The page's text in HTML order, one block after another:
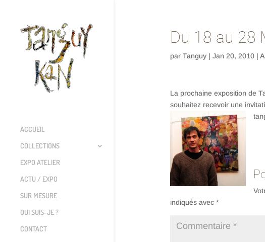
ACCUEIL
COLLECTIONS
EXPO ATELIER
ACTU / EXPO
SUR MESURE
QUI SUIS-JE ?
CONTACT
Du 18 au 28
par Tanguy| Jan 20, 2010|
La prochaine exposition de
souhaitez recevoir une
indiqués avec *